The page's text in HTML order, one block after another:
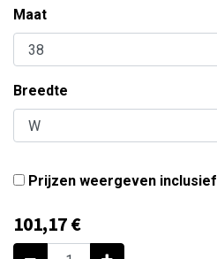
Maat
Breedte
Prijzen weergeven inclusief
101,17€